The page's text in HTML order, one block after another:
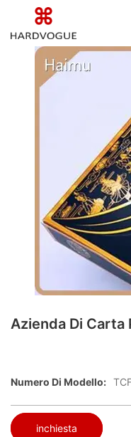
Azienda Di Carta
Numero Di Modello:
inchiesta